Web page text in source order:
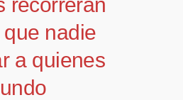
nadie
a quienes